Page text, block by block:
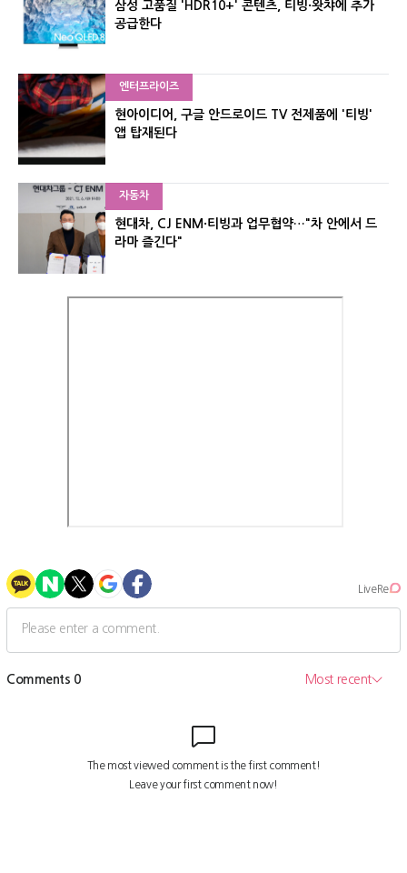
삼성 고품질 'HDR10+' 콘텐츠, 티빙·왓챠에 추가
공급한다
엔터프라이즈
현아이디어, 구글 안드로이드 TV 전제품에 '티빙'
앱 탑재된다
자동차
현대차, CJ ENM·티빙과 업무협약…"차 안에서 드
라마 즐긴다"